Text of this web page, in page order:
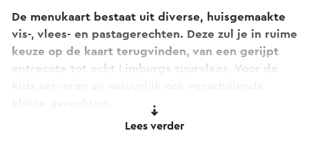
De menukaart bestaat uit diverse, huisgemaakte
vis-, vlees- en pastagerechten. Deze zul je in ruime
keuze op de kaart terugvinden, van een gerijpt
entrecote tot echt Limburgs zuurvlees. Voor de
Lees verder